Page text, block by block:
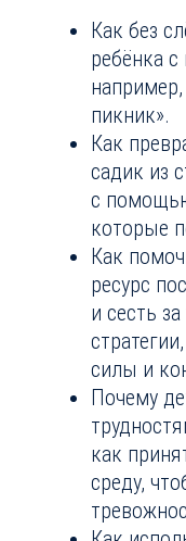
Как без
ребёнка
пикник».
Как
садик из
с
которые
Как
ресурс
и сесть
силы и
Почему
как
среду,